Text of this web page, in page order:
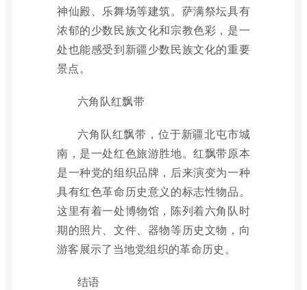
神仙殿、乐舞场等建筑。萨满祭坛具有
浓郁的少数民族文化和宗教色彩，是一
处也能感受到新疆少数民族文化的重要
景点。
六角队红飘带
六角队红飘带，位于新疆北屯市城
南，是一处红色旅游胜地。红飘带原本
是一种党的组织品牌，后来演变为一种
具有红色革命历史意义的标志性物品。
这里有着一处博物馆，陈列着六角队时
期的照片、文件、器物等历史文物，向
游客展示了当地党组织的革命历史。
结语